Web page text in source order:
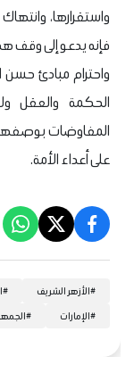
واستقرارها،
فإنه يدعو إلى وقف
واحترام مبادئ حسن
الحكمة والعقل
المفاوضات بوصفها
على أعداء الأمة.
#الأزهر الشريف #
#الإمارات #